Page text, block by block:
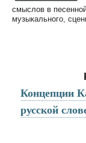
смыслов в
музыкального,
Концепции
русской